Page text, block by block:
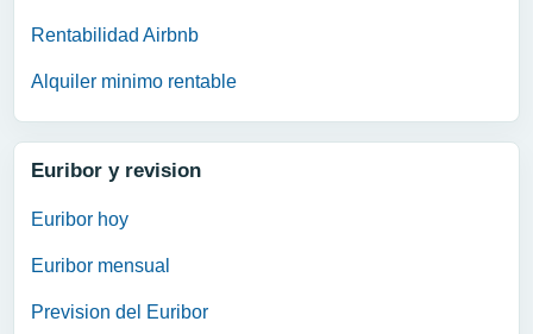
Rentabilidad Airbnb
Alquiler minimo rentable
Euribor y revision
Euribor hoy
Euribor mensual
Prevision del Euribor